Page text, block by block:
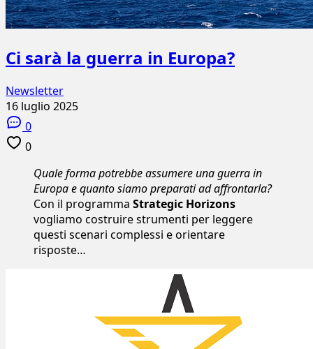
Ci sarà la guerra in Europa?
Newsletter
16 luglio 2025
0
0
Quale forma potrebbe assumere una guerra in
Europa e quanto siamo preparati ad affrontarla?
Con il programma Strategic Horizons
vogliamo costruire strumenti per leggere
questi scenari complessi e orientare
risposte…